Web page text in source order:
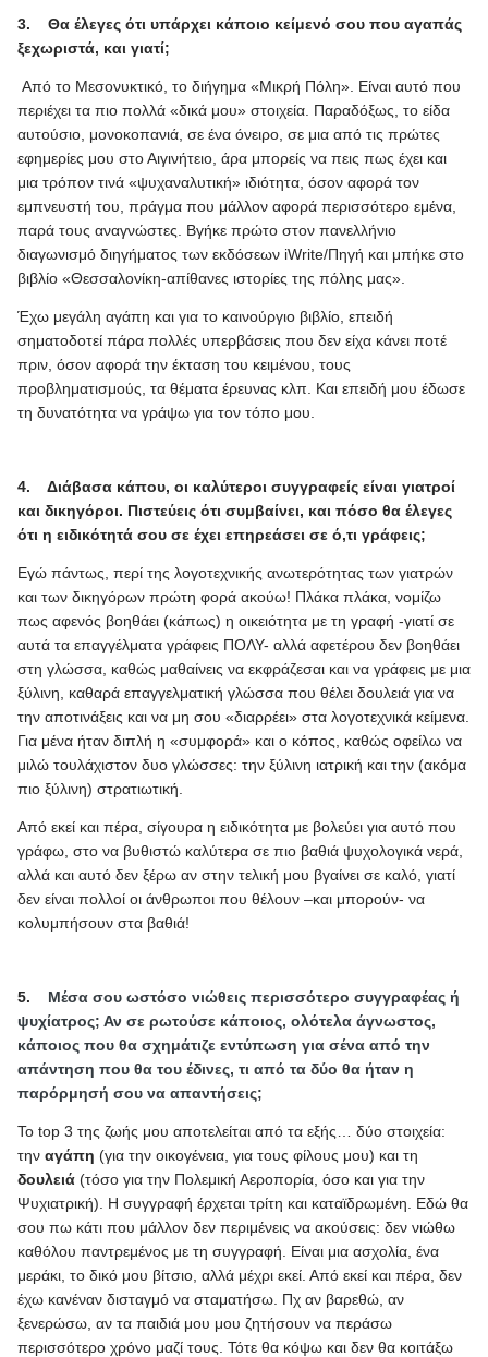
3. Θα έλεγες ότι υπάρχει κάποιο κείμενό σου που αγαπάς
ξεχωριστά, και γιατί;
Από το Μεσονυκτικό, το διήγημα «Μικρή Πόλη». Είναι αυτό που
περιέχει τα πιο πολλά «δικά μου» στοιχεία. Παραδόξως, το είδα
αυτούσιο, μονοκοπανιά, σε ένα όνειρο, σε μια από τις πρώτες
εφημερίες μου στο Αιγινήτειο, άρα μπορείς να πεις πως έχει και
μια τρόπον τινά «ψυχαναλυτική» ιδιότητα, όσον αφορά τον
εμπνευστή του, πράγμα που μάλλον αφορά περισσότερο εμένα,
παρά τους αναγνώστες. Βγήκε πρώτο στον πανελλήνιο
διαγωνισμό διηγήματος των εκδόσεων iWrite/Πηγή και μπήκε στο
βιβλίο «Θεσσαλονίκη-απίθανες ιστορίες της πόλης μας».
Έχω μεγάλη αγάπη και για το καινούργιο βιβλίο, επειδή
σηματοδοτεί πάρα πολλές υπερβάσεις που δεν είχα κάνει ποτέ
πριν, όσον αφορά την έκταση του κειμένου, τους
προβληματισμούς, τα θέματα έρευνας κλπ. Και επειδή μου έδωσε
τη δυνατότητα να γράψω για τον τόπο μου.
4. Διάβασα κάπου, οι καλύτεροι συγγραφείς είναι γιατροί
και δικηγόροι. Πιστεύεις ότι συμβαίνει, και πόσο θα έλεγες
ότι η ειδικότητά σου σε έχει επηρεάσει σε ό,τι γράφεις;
Εγώ πάντως, περί της λογοτεχνικής ανωτερότητας των γιατρών
και των δικηγόρων πρώτη φορά ακούω! Πλάκα πλάκα, νομίζω
πως αφενός βοηθάει (κάπως) η οικειότητα με τη γραφή -γιατί σε
αυτά τα επαγγέλματα γράφεις ΠΟΛΥ- αλλά αφετέρου δεν βοηθάει
στη γλώσσα, καθώς μαθαίνεις να εκφράζεσαι και να γράφεις με μια
ξύλινη, καθαρά επαγγελματική γλώσσα που θέλει δουλειά για να
την αποτινάξεις και να μη σου «διαρρέει» στα λογοτεχνικά κείμενα.
Για μένα ήταν διπλή η «συμφορά» και ο κόπος, καθώς οφείλω να
μιλώ τουλάχιστον δυο γλώσσες: την ξύλινη ιατρική και την (ακόμα
πιο ξύλινη) στρατιωτική.
Από εκεί και πέρα, σίγουρα η ειδικότητα με βολεύει για αυτό που
γράφω, στο να βυθιστώ καλύτερα σε πιο βαθιά ψυχολογικά νερά,
αλλά και αυτό δεν ξέρω αν στην τελική μου βγαίνει σε καλό, γιατί
δεν είναι πολλοί οι άνθρωποι που θέλουν –και μπορούν- να
κολυμπήσουν στα βαθιά!
5. Μέσα σου ωστόσο νιώθεις περισσότερο συγγραφέας ή
ψυχίατρος; Αν σε ρωτούσε κάποιος, ολότελα άγνωστος,
κάποιος που θα σχημάτιζε εντύπωση για σένα από την
απάντηση που θα του έδινες, τι από τα δύο θα ήταν η
παρόρμησή σου να απαντήσεις;
Το top 3 της ζωής μου αποτελείται από τα εξής… δύο στοιχεία:
την αγάπη (για την οικογένεια, για τους φίλους μου) και τη
δουλειά (τόσο για την Πολεμική Αεροπορία, όσο και για την
Ψυχιατρική). Η συγγραφή έρχεται τρίτη και καταϊδρωμένη. Εδώ θα
σου πω κάτι που μάλλον δεν περιμένεις να ακούσεις: δεν νιώθω
καθόλου παντρεμένος με τη συγγραφή. Είναι μια ασχολία, ένα
μεράκι, το δικό μου βίτσιο, αλλά μέχρι εκεί. Από εκεί και πέρα, δεν
έχω κανέναν δισταγμό να σταματήσω. Πχ αν βαρεθώ, αν
ξενερώσω, αν τα παιδιά μου μου ζητήσουν να περάσω
περισσότερο χρόνο μαζί τους. Τότε θα κόψω και δεν θα κοιτάξω